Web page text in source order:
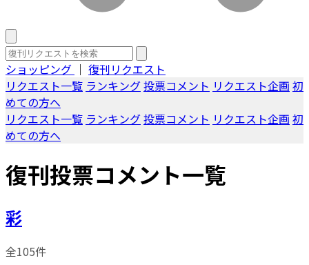
ショッピング ｜ 復刊リクエスト
リクエスト一覧 ランキング投票コメント リクエスト企画 初
めての方へ
リクエスト一覧 ランキング投票コメント リクエスト企画 初
めての方へ
復刊投票コメント一覧
彩
全105件